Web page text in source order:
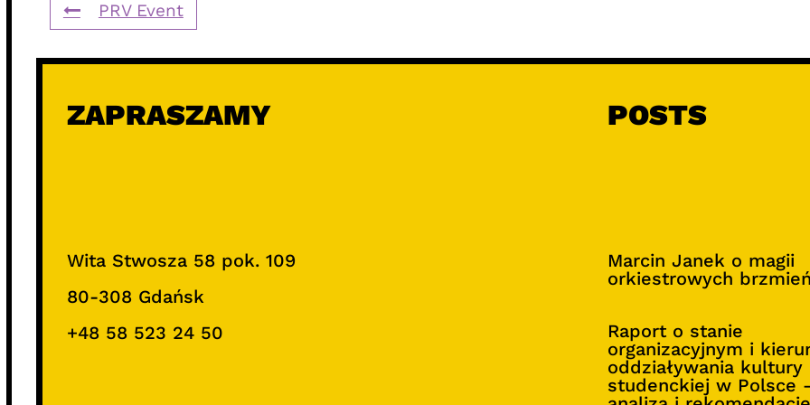
PRV Event
ZAPRASZAMY
Wita Stwosza 58 pok. 109
80-308 Gdańsk
+48 58 523 24 50
POSTS
Marcin Janek o magii
orkiestrowych brzmień
Raport o stanie
organizacyjnym i
oddziaływania kultury
studenckiej w Polsce